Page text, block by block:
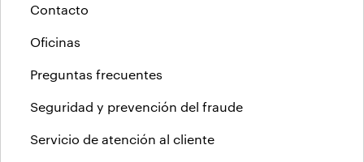
Contacto
Oficinas
Preguntas frecuentes
Seguridad y prevención del fraude
Servicio de atención al cliente